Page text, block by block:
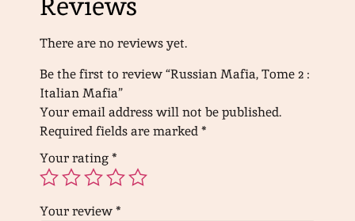
There are no reviews yet.
Be the first to review “Russian Mafia, Tome 2 :
Italian Mafia”
Your email address will not be published.
Required fields are marked*
Your rating*
Your review*